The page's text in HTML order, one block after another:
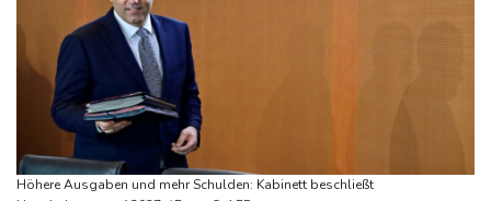
Nowotny sieht Klopp als mögliche Stütze im Jugendbereich
Bayer-Boss Carro: "Wir wollen Titel gewinnen"
Bericht: EU importiert wieder mehr Flüssiggas aus Russland
Militärverwaltung: Mindestens drei Tote durch russische Angriffe
in Region Kiew
BUND kritisiert Lockerung von Sonntagsfahrverbot für Lkw - BDI
Höhere Ausgaben und mehr Schulden: Kabinett beschließt